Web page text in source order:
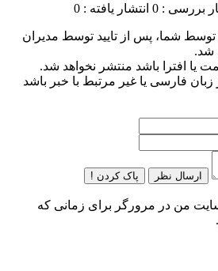
بررسی : 0 انتشار یافته : 0
شما، پس از تایید توسط مدیران
شد.
یا افترا باشد منتشر نخواهد شد.
زبان فارسی یا غیر مرتبط با خبر باشد
ارسال نظر پاک کردن !
من در مرورگر برای زمانی که